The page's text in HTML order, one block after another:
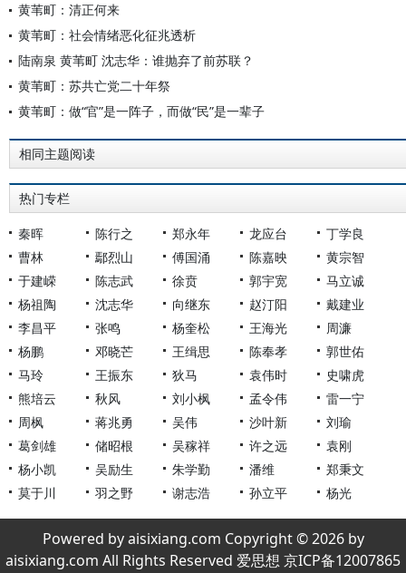
黄苇町：清正何来
黄苇町：社会情绪恶化征兆透析
陆南泉 黄苇町 沈志华：谁抛弃了前苏联？
黄苇町：苏共亡党二十年祭
黄苇町：做“官”是一阵子，而做“民”是一辈子
相同主题阅读
热门专栏
秦晖 陈行之 郑永年 龙应台
丁学良
曹林
鄢烈山 傅国涌 陈嘉映
黄宗智
于建嵘
陈志武 徐贲 郭宇宽
马立诚
杨祖陶
沈志华 向继东 赵汀阳
戴建业
李昌平
张鸣 杨奎松 王海光
周濂
杨鹏
邓晓芒 王缉思 陈奉孝
郭世佑
马玲
王振东 狄马 袁伟时
史啸虎
熊培云
秋风 刘小枫 孟令伟
雷一宁
周枫
蒋兆勇 吴伟 沙叶新
刘瑜
葛剑雄
储昭根 吴稼祥 许之远
袁刚
杨小凯
吴励生 朱学勤 潘维
郑秉文
莫于川
羽之野 谢志浩 孙立平 杨光
Powered by aisixiang.com Copyright © 2026 by
aisixiang.com All Rights Reserved 爱思想 京ICP备12007865